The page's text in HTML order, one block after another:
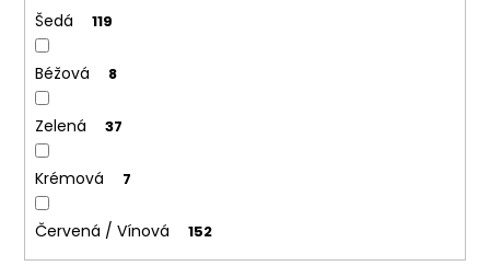
Šedá 119
Béžová 8
Zelená 37
Krémová 7
Červená / Vínová 152